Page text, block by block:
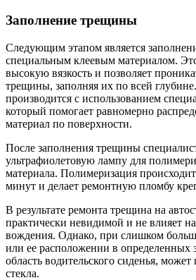
Заполнение трещины
Следующим этапом является
специальным клеевым материалом.
высокую вязкость и позволяет
трещины, заполняя их по всей
производится с использованием
который помогает равномерно
материал по поверхности.
После заполнения трещины
ультрафиолетовую лампу для
материала. Полимеризация
минут и делает ремонтную пломбу
В результате ремонта трещина на
практически невидимой и не влияет
вождения. Однако, при слишком
или ее расположении в определенных
область водительского сиденья, может
стекла.